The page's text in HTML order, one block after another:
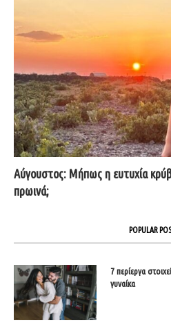
Αύγουστος: Μήπως η ευτυχία
πρωινά;
POPULAR
7 περίεργα
γυναίκα